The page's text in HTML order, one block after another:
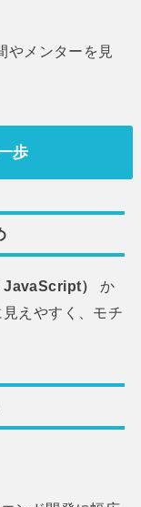
やメンターを見
歩
）
か
えやすく、モチ